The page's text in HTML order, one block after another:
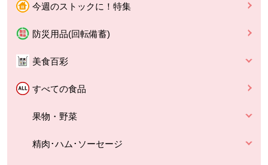
今週のストックに！特集
防災用品(回転備蓄)
美食百彩
すべての食品
果物・野菜
精肉･ハム･ソーセージ